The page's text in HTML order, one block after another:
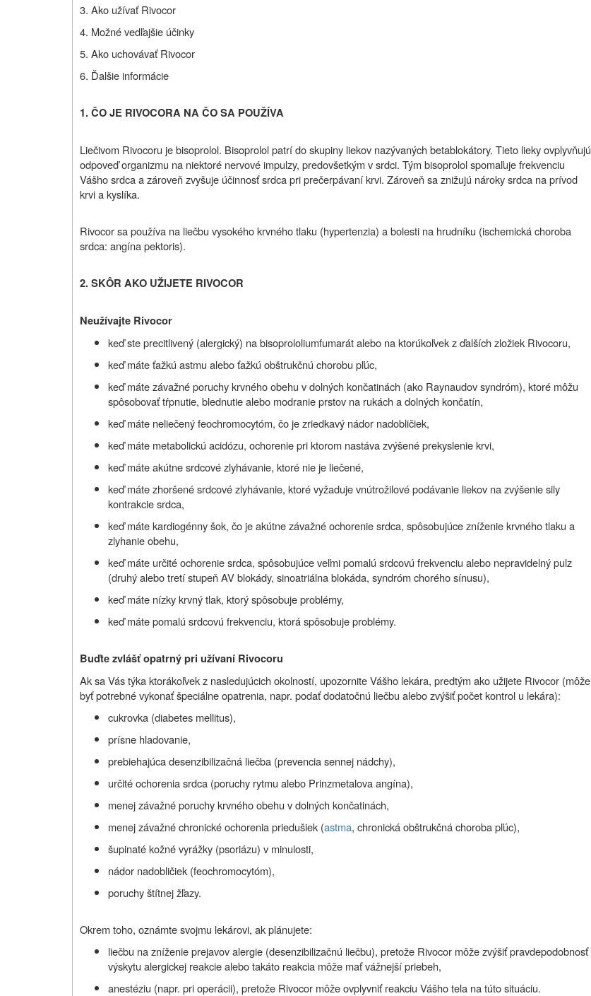
3. Ako užívať Rivocor
4. Možné vedľajšie účinky
5. Ako uchovávať Rivocor
6. Ďalšie informácie
1. ČO JE RIVOCORA NA ČO SA POUŽÍVA
Liečivom Rivocoru je bisoprolol. Bisoprolol patrí do skupiny liekov nazývaných betablokátory. Tieto lieky ovplyvňujú
odpoveď organizmu na niektoré nervové impulzy, predovšetkým v srdci. Tým bisoprolol spomaľuje frekvenciu
Vášho srdca a zároveň zvyšuje účinnosť srdca pri prečerpávaní krvi. Zároveň sa znižujú nároky srdca na prívod
krvi a kyslíka.
Rivocor sa používa na liečbu vysokého krvného tlaku (hypertenzia) a bolesti na hrudníku (ischemická choroba
srdca: angína pektoris).
2. SKÔR AKO UŽIJETE RIVOCOR
Neužívajte Rivocor
keď ste precitlivený (alergický) na bisoprololiumfumarát alebo na ktorúkoľvek z ďalších zložiek Rivocoru,
keď máte ťažkú astmu alebo ťažkú obštrukčnú chorobu pľúc,
keď máte závažné poruchy krvného obehu v dolných končatinách (ako Raynaudov syndróm), ktoré môžu
spôsobovať tŕpnutie, blednutie alebo modranie prstov na rukách a dolných končatín,
keď máte neliečený feochromocytóm, čo je zriedkavý nádor nadobličiek,
keď máte metabolickú acidózu, ochorenie pri ktorom nastáva zvýšené prekyslenie krvi,
keď máte akútne srdcové zlyhávanie, ktoré nie je liečené,
keď máte zhoršené srdcové zlyhávanie, ktoré vyžaduje vnútrožilové podávanie liekov na zvýšenie sily
kontrakcie srdca,
keď máte kardiogénny šok, čo je akútne závažné ochorenie srdca, spôsobujúce zníženie krvného tlaku a
zlyhanie obehu,
keď máte určité ochorenie srdca, spôsobujúce veľmi pomalú srdcovú frekvenciu alebo nepravidelný pulz
(druhý alebo tretí stupeň AV blokády, sinoatriálna blokáda, syndróm chorého sínusu),
keď máte nízky krvný tlak, ktorý spôsobuje problémy,
keď máte pomalú srdcovú frekvenciu, ktorá spôsobuje problémy.
Buďte zvlášť opatrný pri užívaní Rivocoru
Ak sa Vás týka ktorákoľvek z nasledujúcich okolností, upozornite Vášho lekára, predtým ako užijete Rivocor (môže
byť potrebné vykonať špeciálne opatrenia, napr. podať dodatočnú liečbu alebo zvýšiť počet kontrol u lekára):
cukrovka (diabetes mellitus),
prísne hladovanie,
prebiehajúca desenzibilizačná liečba (prevencia sennej nádchy),
určité ochorenia srdca (poruchy rytmu alebo Prinzmetalova angína),
menej závažné poruchy krvného obehu v dolných končatinách,
menej závažné chronické ochorenia priedušiek (astma, chronická obštrukčná choroba pľúc),
šupinaté kožné vyrážky (psoriázu) v minulosti,
nádor nadobličiek (feochromocytóm),
poruchy štítnej žľazy.
Okrem toho, oznámte svojmu lekárovi, ak plánujete:
liečbu na zníženie prejavov alergie (desenzibilizačnú liečbu), pretože Rivocor môže zvýšiť pravdepodobnosť
výskytu alergickej reakcie alebo takáto reakcia môže mať vážnejší priebeh,
anestéziu (napr. pri operácii), pretože Rivocor môže ovplyvniť reakciu Vášho tela na túto situáciu.